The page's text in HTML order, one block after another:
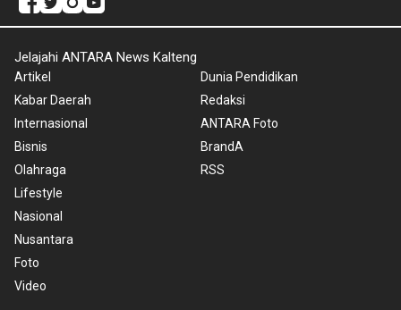
Jelajahi ANTARA News Kalteng
Artikel
Kabar Daerah
Internasional
Bisnis
Olahraga
Lifestyle
Nasional
Nusantara
Foto
Video
Dunia Pendidikan
Redaksi
ANTARA Foto
BrandA
RSS